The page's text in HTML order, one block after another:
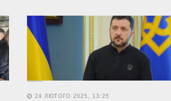
24 ЛЮТОГО 2025, 13:25